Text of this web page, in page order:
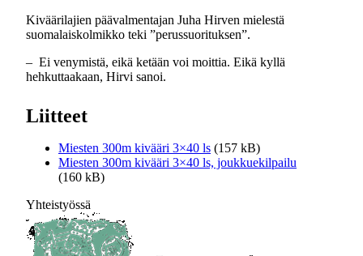
Kiväärilajien päävalmentajan Juha Hirven mielestä
suomalaiskolmikko teki ”perussuorituksen”.
‒ Ei venymistä, eikä ketään voi moittia. Eikä kyllä
hehkuttaakaan, Hirvi sanoi.
Liitteet
Miesten 300m kivääri 3×40 ls (157 kB)
Miesten 300m kivääri 3×40 ls, joukkuekilpailu
(160 kB)
Yhteistyössä